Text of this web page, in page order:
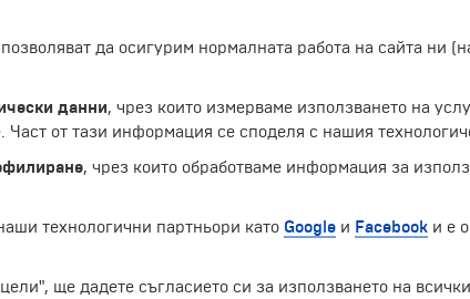
на Мадагаскар, известен със своята
дестинация за гмуркане с шнорхел,
уникална флора и фауна. Островът е прочут
тези плантации и да научат повече за
ром. Отпуснатата атмосфера и
на природата, търсещите приключения и
Екскурзии и почивки до Мадагаскар »
да осигурим нормалната работа на сайта ни
данни, чрез които измерваме използването на
от тази информация се споделя с нашия
, чрез които обработваме информация за
технологични партньори като Google и Facebook и е
ще дадете съгласието си за използването на